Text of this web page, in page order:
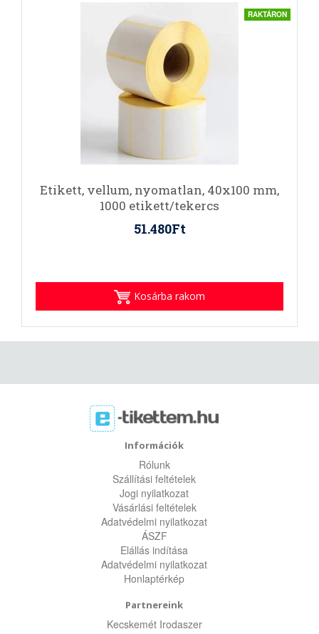
RAKTÁRON
Etikett, vellum, nyomatlan, 40x100 mm,
1000 etikett/tekercs
51.480Ft
Kosárba rakom
Információk
Rólunk
Szállítási feltételek
Jogi nyilatkozat
Vásárlási feltételek
Adatvédelmi nyilatkozat
ÁSZF
Elállás indítása
Adatvédelmi nyilatkozat
Honlaptérkép
Partnereink
Kecskemét Irodaszer